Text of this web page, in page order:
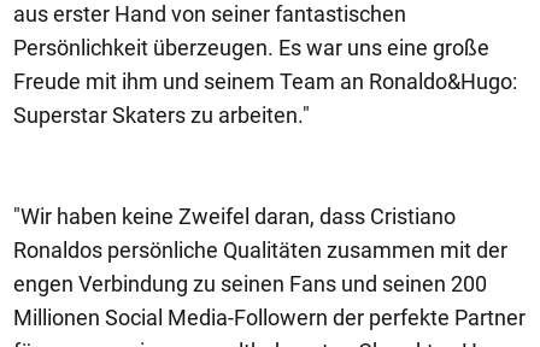
aus erster Hand von seiner fantastischen
Persönlichkeit überzeugen. Es war uns eine große
Freude mit ihm und seinem Team an Ronaldo&Hugo:
Superstar Skaters zu arbeiten."
"Wir haben keine Zweifel daran, dass Cristiano
Ronaldos persönliche Qualitäten zusammen mit der
engen Verbindung zu seinen Fans und seinen 200
Millionen Social Media-Followern der perfekte Partner